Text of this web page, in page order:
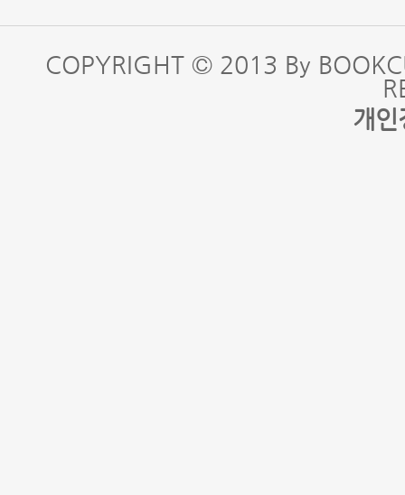
COPYRIGHT © 2013 By
개인